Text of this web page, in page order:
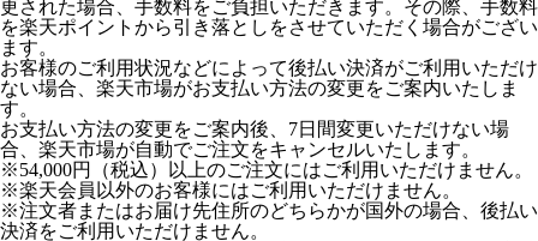
更された場合、手数料をご負担いただきます。その際、手数料
を楽天ポイントから引き落としをさせていただく場合がござい
ます。
お客様のご利用状況などによって後払い決済がご利用いただけ
ない場合、楽天市場がお支払い方法の変更をご案内いたしま
す。
お支払い方法の変更をご案内後、7日間変更いただけない場
合、楽天市場が自動でご注文をキャンセルいたします。
※54,000円（税込）以上のご注文にはご利用いただけません。
※楽天会員以外のお客様にはご利用いただけません。
※注文者またはお届け先住所のどちらかが国外の場合、後払い
決済をご利用いただけません。